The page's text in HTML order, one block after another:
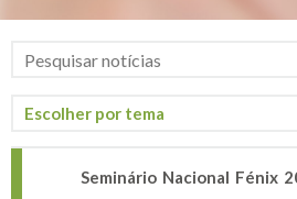
Seminário Nacional Fénix